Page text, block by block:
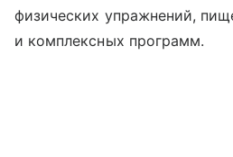
физических упражнений,
и комплексных программ.